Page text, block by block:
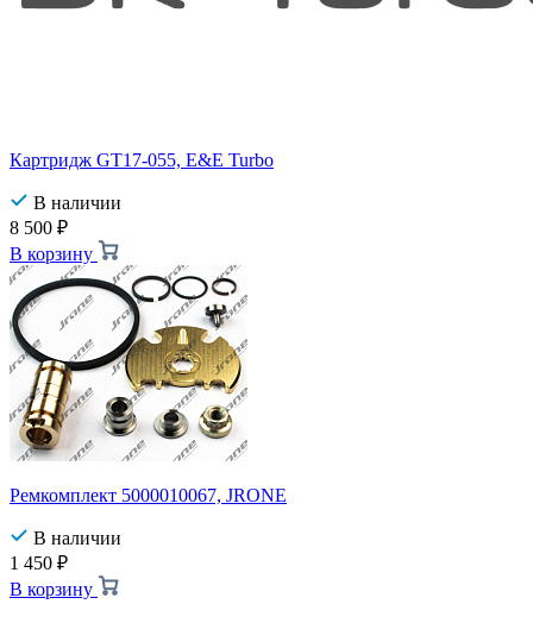
Картридж GT17-055, E&E Turbo
В наличии
8 500 ₽
В корзину
Ремкомплект 5000010067, JRONE
В наличии
1 450 ₽
В корзину